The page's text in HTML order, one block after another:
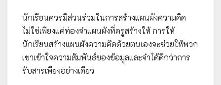
นักเรียนควรมีส่วนร่วมในการสร้างแผนผังความคิด
ไม่ใช่เพียงแค่ท่องจำแผนผังที่ครูสร้างให้ การให้
นักเรียนสร้างแผนผังความคิดด้วยตนเองจะช่วยให้พวก
เขาเข้าใจความสัมพันธ์ของข้อมูลและจำได้ดีกว่าการ
รับสารเพียงอย่างเดียว